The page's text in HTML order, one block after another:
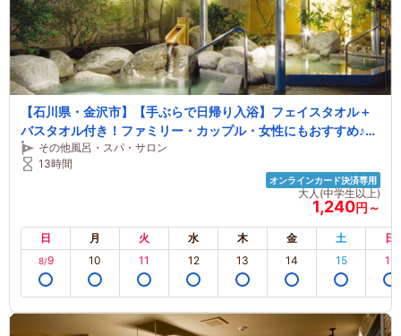
【石川県・金沢市】【手ぶらで日帰り入浴】フェイスタオル＋
バスタオル付き！ファミリー・カップル・女性にもおすすめ♪兼
六園から車で約10分♪
その他風呂・スパ・サロン
13時間
オンラインカード決済専用
大人(中学生以上)
1,240円～
日 月 火 水 木 金 土 日
8/9 10 11 12 13 14 15 16